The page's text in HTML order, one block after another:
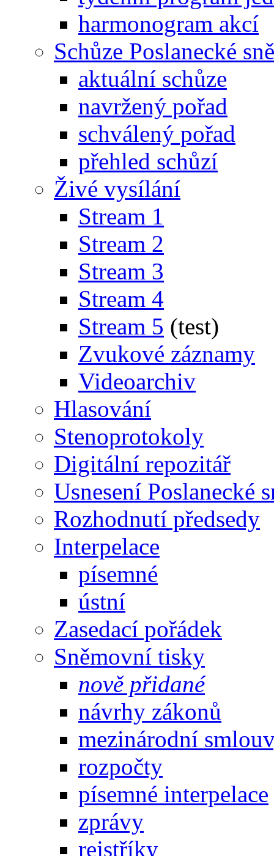
harmonogram akcí
Schůze Poslanecké
aktuální schůze
navržený pořad
schválený pořad
přehled schůzí
Živé vysílání
Stream 1
Stream 2
Stream 3
Stream 4
Stream 5 (test)
Zvukové záznamy
Videoarchiv
Hlasování
Stenoprotokoly
Digitální repozitář
Usnesení Poslanecké
Rozhodnutí předsedy
Interpelace
písemné
ústní
Zasedací pořádek
Sněmovní tisky
nově přidané
návrhy zákonů
mezinárodní
rozpočty
písemné interpelace
zprávy
rejstříky